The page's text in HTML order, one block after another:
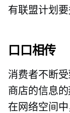
有联盟计划要
口口相传
消费者不断
商店的信息
在网络空间